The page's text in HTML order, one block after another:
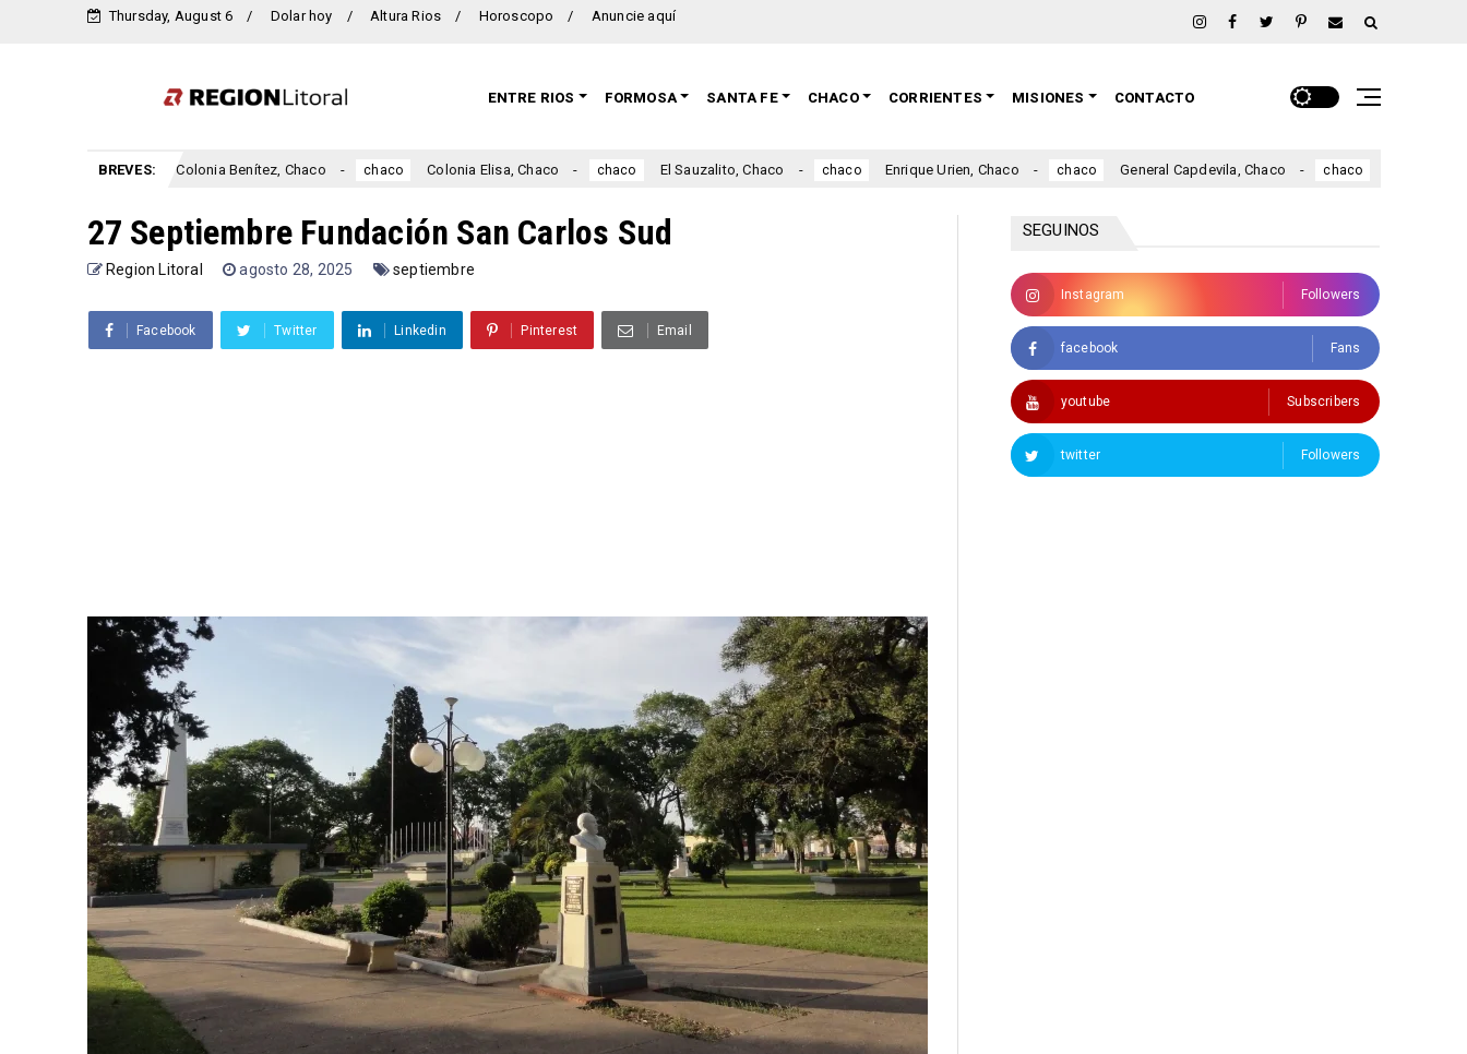
Thursday, August 6 Dolar hoy Altura Rios Horoscopo Anuncie aquí
ENTRE RIOS FORMOSA SANTA FE CHACO CORRIENTES MISIONES CONTACTO
BREVES:
chaco Colonia Benítez, Chaco chaco Colonia Elisa, Chaco chaco El Sauzalito, Chaco chaco Enrique Urien, Chaco chaco General Capdevila, Chaco chaco Fuerte Esperanza,
27 Septiembre Fundación San Carlos Sud
Region Litoral agosto 28, 2025 septiembre
Facebook Twitter Linkedin Pinterest Email
SEGUINOS
Instagram Followers
facebook Fans
youtube Subscribers
twitter Followers